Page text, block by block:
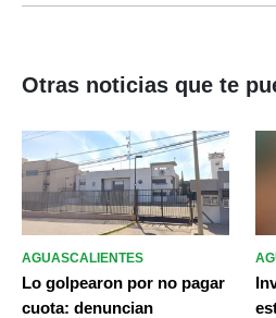
Otras noticias que te
AGUASCALIENTES
Lo golpearon por no pagar
cuota: denuncian